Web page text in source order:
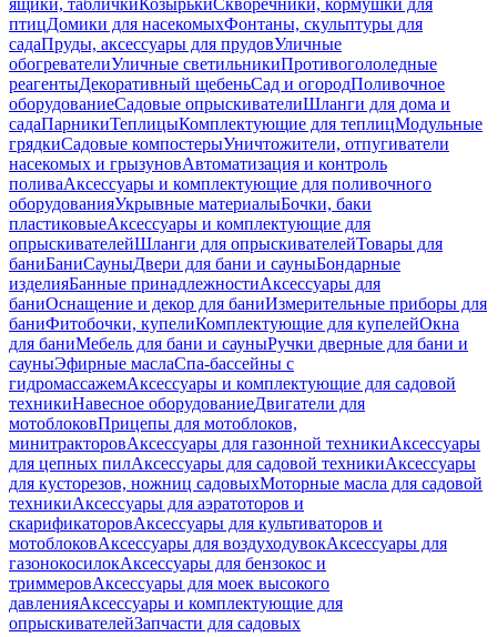
ящики, табличкиКозырькиСкворечники, кормушки для
птицДомики для насекомыхФонтаны, скульптуры для
садаПруды, аксессуары для прудовУличные
обогревателиУличные светильникиПротивогололедные
реагентыДекоративный щебеньСад и огородПоливочное
оборудованиеСадовые опрыскивателиШланги для дома и
садаПарникиТеплицыКомплектующие для теплицМодульные
грядкиСадовые компостерыУничтожители, отпугиватели
насекомых и грызуновАвтоматизация и контроль
поливаАксессуары и комплектующие для поливочного
оборудованияУкрывные материалыБочки, баки
пластиковыеАксессуары и комплектующие для
опрыскивателейШланги для опрыскивателейТовары для
баниБаниСауныДвери для бани и сауныБондарные
изделияБанные принадлежностиАксессуары для
баниОснащение и декор для баниИзмерительные приборы для
баниФитобочки, купелиКомплектующие для купелейОкна
для баниМебель для бани и сауныРучки дверные для бани и
сауныЭфирные маслаСпа-бассейны с
гидромассажемАксессуары и комплектующие для садовой
техникиНавесное оборудованиеДвигатели для
мотоблоковПрицепы для мотоблоков,
минитракторовАксессуары для газонной техникиАксессуары
для цепных пилАксессуары для садовой техникиАксессуары
для кусторезов, ножниц садовыхМоторные масла для садовой
техникиАксессуары для аэратоторов и
скарификаторовАксессуары для культиваторов и
мотоблоковАксессуары для воздуходувокАксессуары для
газонокосилокАксессуары для бензокос и
триммеровАксессуары для моек высокого
давленияАксессуары и комплектующие для
опрыскивателейЗапчасти для садовых